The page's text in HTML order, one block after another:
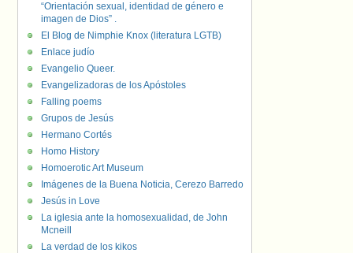
“Orientación sexual, identidad de género e
imagen de Dios” .
El Blog de Nimphie Knox (literatura LGTB)
Enlace judío
Evangelio Queer.
Evangelizadoras de los Apóstoles
Falling poems
Grupos de Jesús
Hermano Cortés
Homo History
Homoerotic Art Museum
Imágenes de la Buena Noticia, Cerezo Barredo
Jesús in Love
La iglesia ante la homosexualidad, de John
Mcneill
La verdad de los kikos